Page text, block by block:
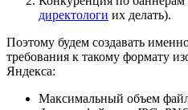
директологи их делать).
Поэтому будем создавать
требования к такому формату
Яндекса:
Максимальный объем